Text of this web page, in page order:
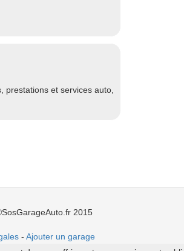
et services auto,
2015
- Ajouter un garage